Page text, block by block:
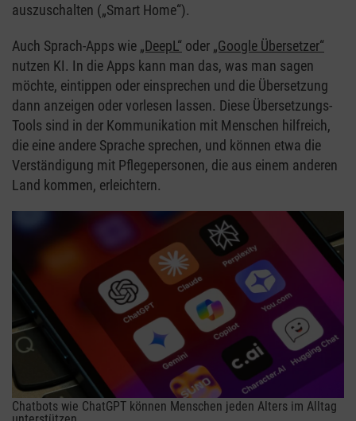
auszuschalten („Smart Home“).
Auch Sprach-Apps wie „DeepL“ oder „Google Übersetzer“
nutzen KI. In die Apps kann man das, was man sagen
möchte, eintippen oder einsprechen und die Übersetzung
dann anzeigen oder vorlesen lassen. Diese Übersetzungs-
Tools sind in der Kommunikation mit Menschen hilfreich,
die eine andere Sprache sprechen, und können etwa die
Verständigung mit Pflegepersonen, die aus einem anderen
Land kommen, erleichtern.
Chatbots wie ChatGPT können Menschen jeden Alters im Alltag